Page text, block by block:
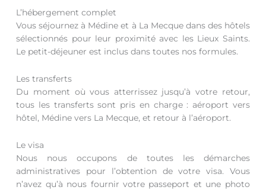
L’hébergement complet
Vous séjournez à Médine et à La Mecque dans des hôtels
sélectionnés pour leur proximité avec les Lieux Saints.
Le petit-déjeuner est inclus dans toutes nos formules.
Les transferts
Du moment où vous atterrissez jusqu’à votre retour,
tous les transferts sont pris en charge : aéroport vers
hôtel, Médine vers La Mecque, et retour à l’aéroport.
Le visa
Nous nous occupons de toutes les démarches
administratives pour l’obtention de votre visa. Vous
n’avez qu’à nous fournir votre passeport et une photo